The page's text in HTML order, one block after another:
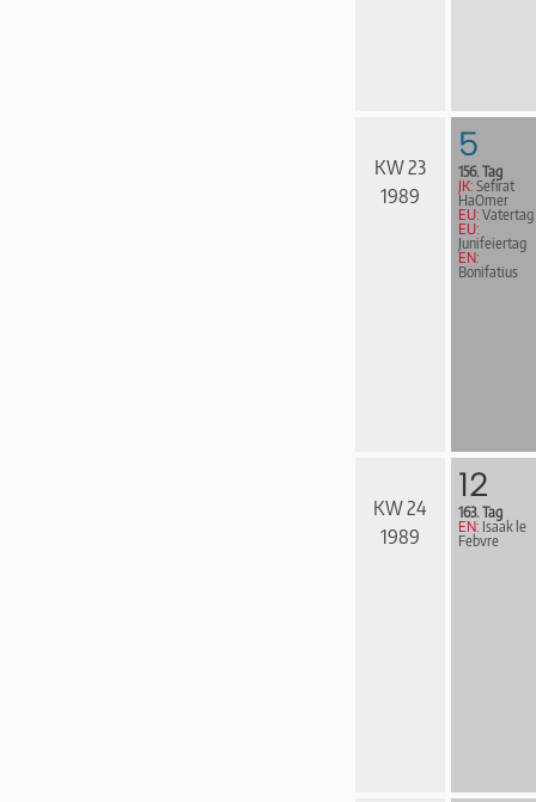
KW 23
1989
5
156. Tag
JK: Sefirat
HaOmer
EU: Vatertag
EU:
Junifeiertag
EN:
Bonifatius
KW 24
1989
12
163. Tag
EN: Isaak le
Febvre